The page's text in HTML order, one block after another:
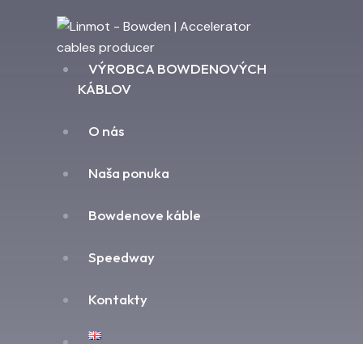
VÝROBCA BOWDENOVÝCH
KÁBLOV
O nás
Naša ponuka
Bowdenove káble
Speedway
Kontakty